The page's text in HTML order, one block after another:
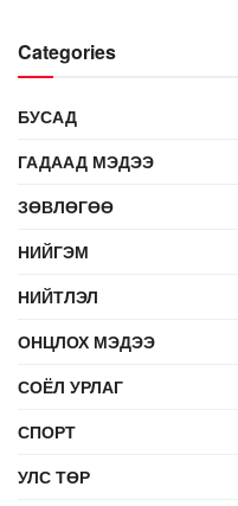
Categories
БУСАД
ГАДААД МЭДЭЭ
ЗӨВЛӨГӨӨ
НИЙГЭМ
НИЙТЛЭЛ
ОНЦЛОХ МЭДЭЭ
СОЁЛ УРЛАГ
СПОРТ
УЛС ТӨР